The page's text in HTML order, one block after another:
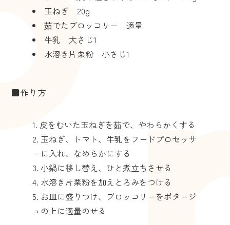
玉ねぎ 20g
茹でたブロッコリー 適量
牛乳 大さじ1
水溶き片栗粉 小さじ1
■作り方
皮をむいた玉ねぎを茹で、やわらかくする
玉ねぎ、トマト、牛乳をフードプロセッサ
ーに入れ、なめらかにする
小鍋に移し替え、ひと煮立ちさせる
水溶き片栗粉を加えとろみをつける
お皿に盛りつけ、ブロッコリーをポタージ
ュの上に適量のせる